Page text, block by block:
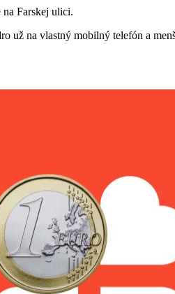
na Farskej ulici.
na vlastný mobilný telefón a